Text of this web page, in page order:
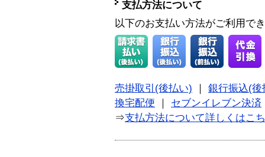
支払方法について
以下のお支払い方法がご利用で
売掛取引(後払い)
銀行振込(後
換宅配便
セブンイレブン決済
⇒支払方法について詳しくはこ